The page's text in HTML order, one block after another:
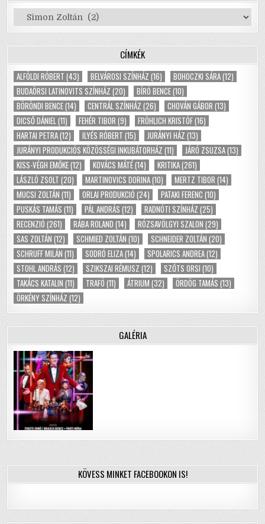
Kategóriák
CÍMKÉK
ALFÖLDI RÓBERT (43) BELVÁROSI SZÍNHÁZ (16) BOHOCZKI SÁRA(12)
BUDAÖRSI LATINOVITS SZÍNHÁZ (20) BÍRÓ BENCE(10)
BÖRÖNDI BENCE(14) CENTRÁL SZÍNHÁZ (26) CHOVÁN GÁBOR (13)
DICSŐ DÁNIEL(11) FEHÉR TIBOR (9) FRÖHLICH KRISTÓF(16)
HARTAI PETRA(12) ILYÉS RÓBERT (15) JURÁNYI HÁZ (13)
JURÁNYI PRODUKCIÓS KÖZÖSSÉGI INKUBÁTORHÁZ (11) JÁRÓ ZSUZSA(13)
KISS-VÉGH EMŐKE(12) KOVÁCS MÁTÉ(14) KRITIKA(261)
LÁSZLÓ ZSOLT (20) MARTINOVICS DORINA(10) MERTZ TIBOR (14)
MUCSI ZOLTÁN (11) ORLAI PRODUKCIÓ (24) PATAKI FERENC (10)
PUSKÁS TAMÁS (11) PÁL ANDRÁS (12) RADNÓTI SZÍNHÁZ (25)
RECENZIÓ (261) RÁBA ROLAND (14) RÓZSAVÖLGYI SZALON (29)
SAS ZOLTÁN (12) SCHMIED ZOLTÁN (10) SCHNEIDER ZOLTÁN (20)
SCHRUFF MILÁN (11) SODRÓ ELIZA(14) SPOLARICS ANDREA(12)
STOHL ANDRÁS (12) SZIKSZAI RÉMUSZ (12) SZŐTS ORSI (10)
TAKÁCS KATALIN (11) TRAFÓ (11) ÁTRIUM (32) ÖRDÖG TAMÁS (13)
ÖRKÉNY SZÍNHÁZ (12)
GALÉRIA
KÖVESS MINKET FACEBOOKON IS!